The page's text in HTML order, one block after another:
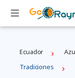
Ecuador
Tradiciones